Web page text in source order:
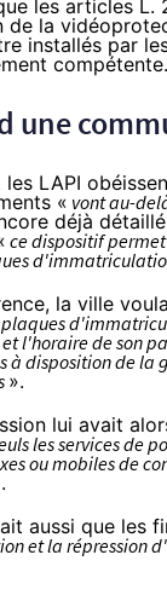
les articles L.
de la
installés par
compétente.
une
les LAPI
« vont au-
déjà
ce dispositif
la ville
plaques
l'horaire de son
à disposition de la
».
lui avait
les services de
ou mobiles de
aussi que les
et la répression